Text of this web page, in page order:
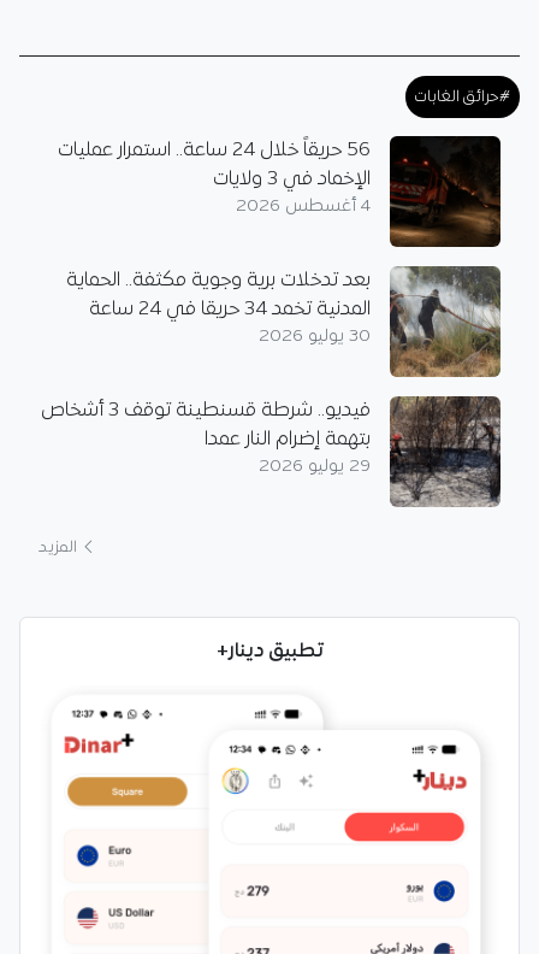
#حرائق الغابات
56 حريقاً خلال 24 ساعة.. استمرار عمليات
الإخماد في 3 ولايات
4 أغسطس 2026
بعد تدخلات برية وجوية مكثفة.. الحماية
المدنية تخمد 34 حريقا في 24 ساعة
30 يوليو 2026
فيديو.. شرطة قسنطينة توقف 3 أشخاص
بتهمة إضرام النار عمدا
29 يوليو 2026
المزيد
تطبيق دينار+